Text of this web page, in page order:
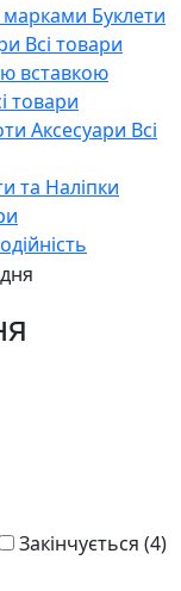
марками Буклети
Всі товари
вставкою
товари
Аксесуари Всі
та Наліпки
Закінчується (4)